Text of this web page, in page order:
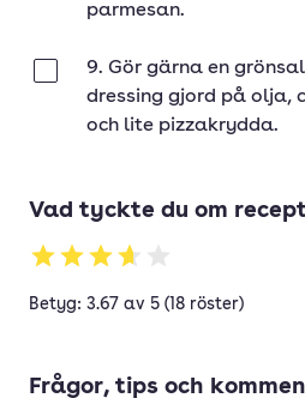
parmesan.
9. Gör gärna en
dressing gjord på olja,
och lite pizzakrydda.
Vad tyckte du om
Betyg: 3.67 av 5 (18 röster)
Frågor, tips och